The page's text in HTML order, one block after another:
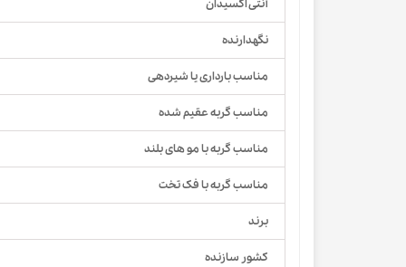
آنتی اکسیدان
نگهدارنده
مناسب بارداری یا شیردهی
مناسب گربه عقیم شده
مناسب گربه با مو های بلند
مناسب گربه با فک تخت
برند
کشور سازنده